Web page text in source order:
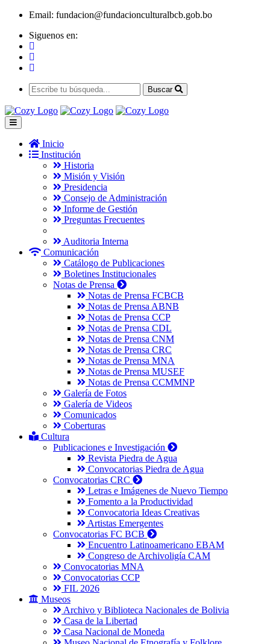
Email: fundacion@fundacionculturalbcb.gob.bo
Siguenos en:
Buscar
Inicio
Institución
Historia
Misión y Visión
Presidencia
Consejo de Administración
Informe de Gestión
Preguntas Frecuentes
Auditoria Interna
Comunicación
Catálogo de Publicaciones
Boletines Institucionales
Notas de Prensa
Notas de Prensa FCBCB
Notas de Prensa ABNB
Notas de Prensa CCP
Notas de Prensa CDL
Notas de Prensa CNM
Notas de Prensa CRC
Notas de Prensa MNA
Notas de Prensa MUSEF
Notas de Prensa CCMMNP
Galería de Fotos
Galería de Videos
Comunicados
Coberturas
Cultura
Publicaciones e Investigación
Revista Piedra de Agua
Convocatorias Piedra de Agua
Convocatorias CRC
Letras e Imágenes de Nuevo Tiempo
Fomento a la Productividad
Convocatoria Ideas Creativas
Artistas Emergentes
Convocatorias FC BCB
Encuentro Latinoamericano EBAM
Congreso de Archivoligía CAM
Convocatorias MNA
Convocatorias CCP
FIL 2026
Museos
Archivo y Biblioteca Nacionales de Bolivia
Casa de la Libertad
Casa Nacional de Moneda